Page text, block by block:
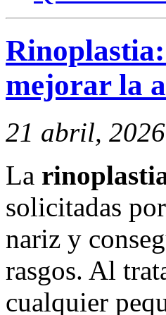
mejorar la
21 abril, 2026
La
solicitadas
nariz y
rasgos. Al
cualquier